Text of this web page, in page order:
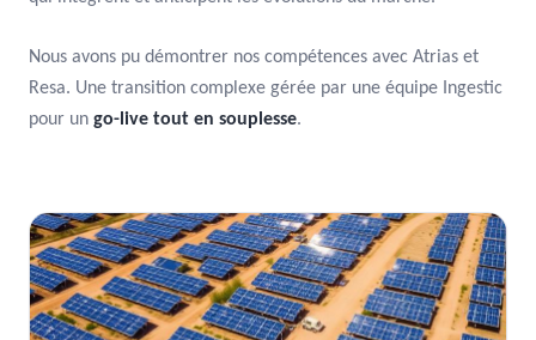
Nous avons pu démontrer nos compétences avec Atrias et
Resa. Une transition complexe gérée par une équipe Ingestic
pour un go-live tout en souplesse.